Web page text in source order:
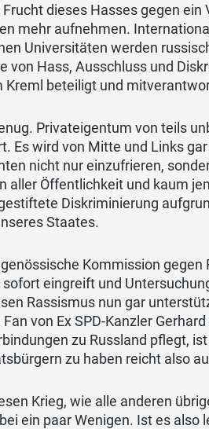
dieses Hasses gegen
mehr aufnehmen.
Universitäten werden
von Hass, Ausschluss und
Kreml beteiligt und
Privateigentum von teils
Es wird von Mitte und Links
nicht nur einzufrieren,
aller Öffentlichkeit und kaum
Diskriminierung
Staates.
Kommission
eingreift und
Rassismus nun gar
von Ex SPD-Kanzler
zu Russland pflegt,
zu haben reicht also
Krieg, wie alle anderen
ein paar Wenigen. Ist es